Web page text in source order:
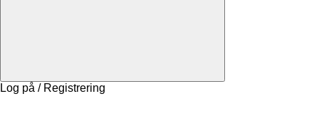
Log på / Registrering